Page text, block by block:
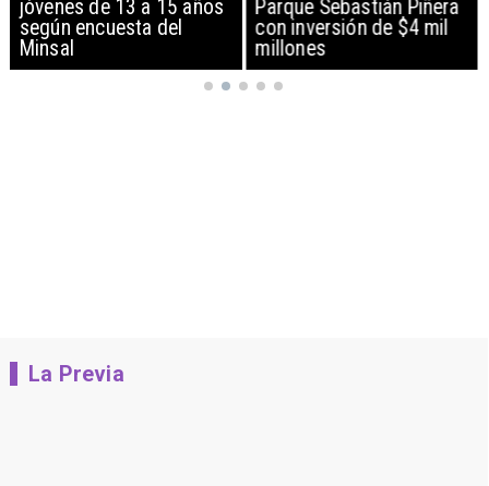
jóvenes de 13 a 15 años
según encuesta del
Minsal
Parque Sebastián Piñera
con inversión de $4 mil
millones
La Previa